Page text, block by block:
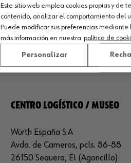
CENTRO LOGÍSTICO / MUSEO
Würth España S.A
Avda. de Cameros, pcls. 86-88
26150 Sequero, El (Agoncillo)
Este sitio web emplea cookies propias y de
contenido, analizar el comportamiento del
Puede modificar sus preferencias
más información en nuestra política de
Personalizar